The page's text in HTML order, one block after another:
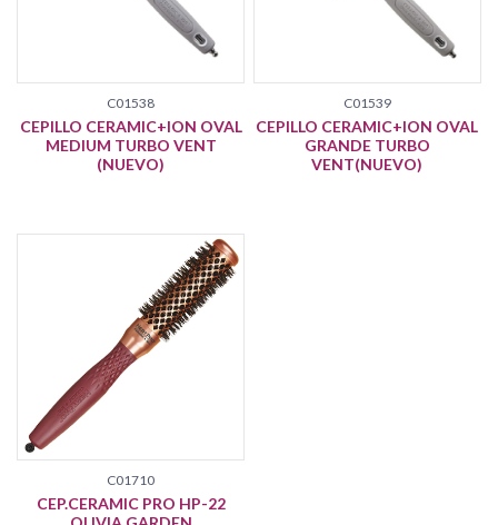
C01538
CEPILLO CERAMIC+ION OVAL
MEDIUM TURBO VENT
(NUEVO)
C01539
CEPILLO CERAMIC+ION OVAL
GRANDE TURBO
VENT(NUEVO)
C01710
CEP.CERAMIC PRO HP-22